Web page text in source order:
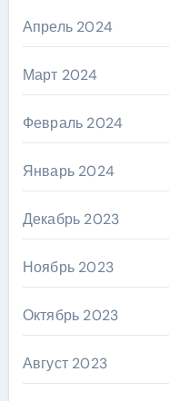
Апрель 2024
Март 2024
Февраль 2024
Январь 2024
Декабрь 2023
Ноябрь 2023
Октябрь 2023
Август 2023